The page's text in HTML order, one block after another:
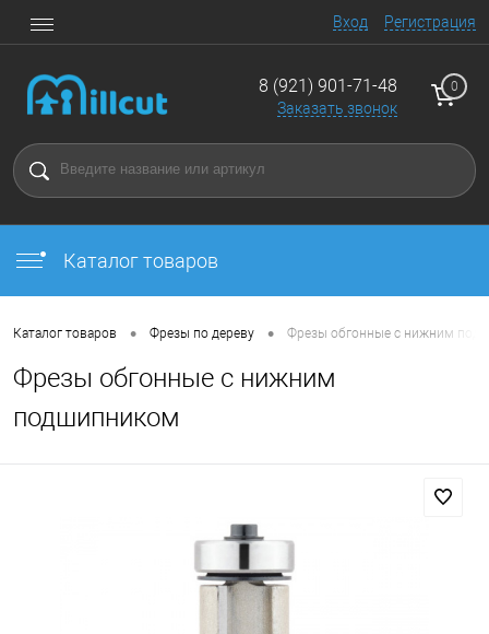
Вход Регистрация
8 (921) 901-71-48
Заказать звонок
0
Каталог товаров
Каталог товаров • Фрезы по дереву • Фрезы обгонные с нижним
Фрезы обгонные с нижним
подшипником